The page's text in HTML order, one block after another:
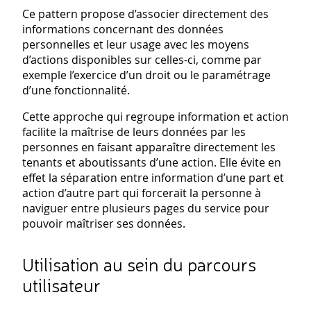
Ce pattern propose d’associer directement des
informations concernant des données
personnelles et leur usage avec les moyens
d’actions disponibles sur celles-ci, comme par
exemple l’exercice d’un droit ou le paramétrage
d’une fonctionnalité.
Cette approche qui regroupe information et action
facilite la maîtrise de leurs données par les
personnes en faisant apparaître directement les
tenants et aboutissants d’une action. Elle évite en
effet la séparation entre information d’une part et
action d’autre part qui forcerait la personne à
naviguer entre plusieurs pages du service pour
pouvoir maîtriser ses données.
Utilisation au sein du parcours
utilisateur